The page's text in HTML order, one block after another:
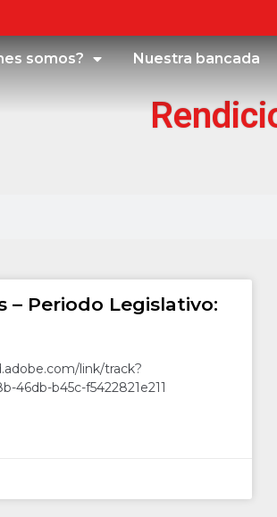
somos? Nuestra bancada
– Periodo Legislativo:
link/track?
46db-b45c-f5422821e211